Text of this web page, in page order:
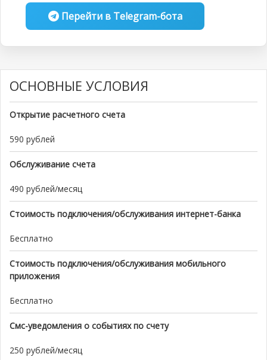
Перейти в Telegram-бота
ОСНОВНЫЕ УСЛОВИЯ
Открытие расчетного счета
590 рублей
Обслуживание счета
490 рублей/месяц
Стоимость подключения/обслуживания интернет-банка
Бесплатно
Стоимость подключения/обслуживания мобильного
приложения
Бесплатно
Смс-уведомления о событиях по счету
250 рублей/месяц